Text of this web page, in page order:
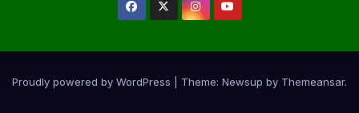
Proudly powered by WordPress Theme: Newsup by Themeansar.